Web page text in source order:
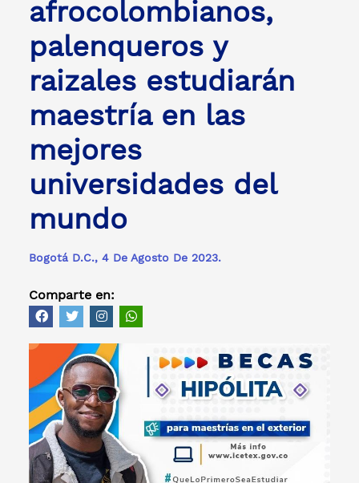
afrocolombianos,
palenqueros y
raizales estudiarán
maestría en las
mejores
universidades del
mundo
Bogotá D.C., 4 De Agosto De 2023.
Comparte en: